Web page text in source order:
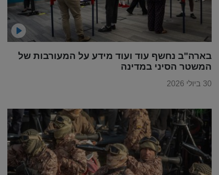
בארה"ב נחשף עוד ועוד מידע על המעורבות של
המשטר הסיני במדינה
30 ביולי 2026